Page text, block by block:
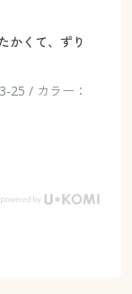
かくて、ずり
25 / カラー：